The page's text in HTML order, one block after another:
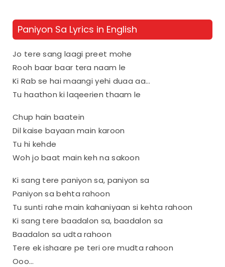
Paniyon Sa Lyrics in English
Jo tere sang laagi preet mohe
Rooh baar baar tera naam le
Ki Rab se hai maangi yehi duaa aa…
Tu haathon ki laqeerien thaam le
Chup hain baatein
Dil kaise bayaan main karoon
Tu hi kehde
Woh jo baat main keh na sakoon
Ki sang tere paniyon sa, paniyon sa
Paniyon sa behta rahoon
Tu sunti rahe main kahaniyaan si kehta rahoon
Ki sang tere baadalon sa, baadalon sa
Baadalon sa udta rahoon
Tere ek ishaare pe teri ore mudta rahoon
Ooo…